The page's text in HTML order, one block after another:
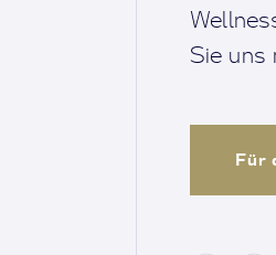
Sie uns
Für